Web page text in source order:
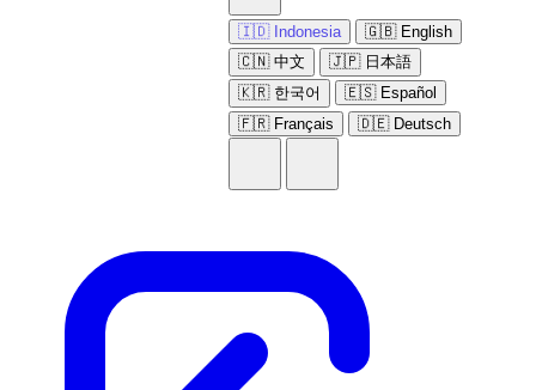
🇮🇩 Indonesia
🇬🇧 English
🇨🇳 中文
🇯🇵 日本語
🇰🇷 한국어
🇪🇸 Español
🇫🇷 Français
🇩🇪 Deutsch